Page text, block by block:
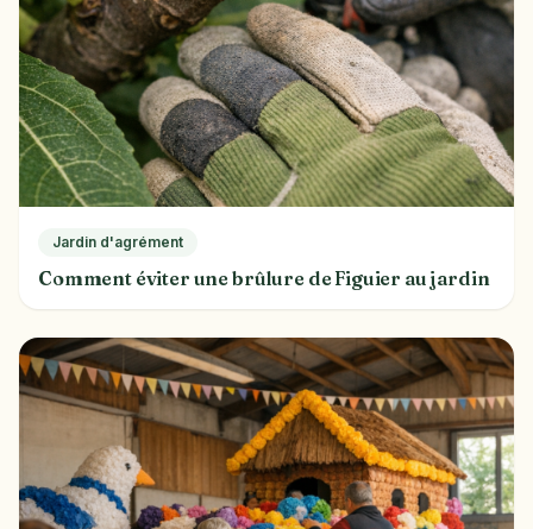
Jardin d'agrément
Comment éviter une brûlure de Figuier au jardin